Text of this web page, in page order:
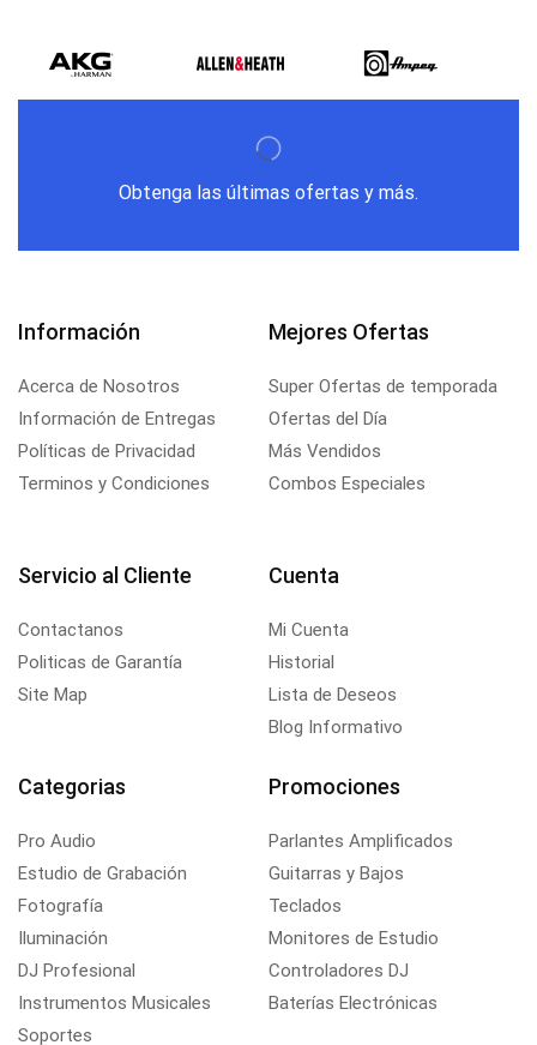
Obtenga las últimas ofertas y más.
Información
Acerca de Nosotros
Información de Entregas
Políticas de Privacidad
Terminos y Condiciones
Mejores Ofertas
Super Ofertas de temporada
Ofertas del Día
Más Vendidos
Combos Especiales
Servicio al Cliente
Contactanos
Politicas de Garantía
Site Map
Cuenta
Mi Cuenta
Historial
Lista de Deseos
Blog Informativo
Categorias
Pro Audio
Estudio de Grabación
Fotografía
Iluminación
DJ Profesional
Instrumentos Musicales
Soportes
Promociones
Parlantes Amplificados
Guitarras y Bajos
Teclados
Monitores de Estudio
Controladores DJ
Baterías Electrónicas